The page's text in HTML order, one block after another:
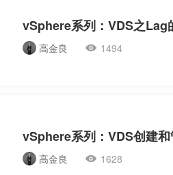
vSphere系列：VDS之Lag
高金良 1494
vSphere系列：VDS创建
高金良 1628